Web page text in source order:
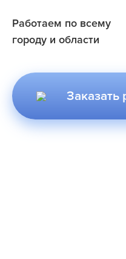
Работаем по всему
городу и области
Заказать